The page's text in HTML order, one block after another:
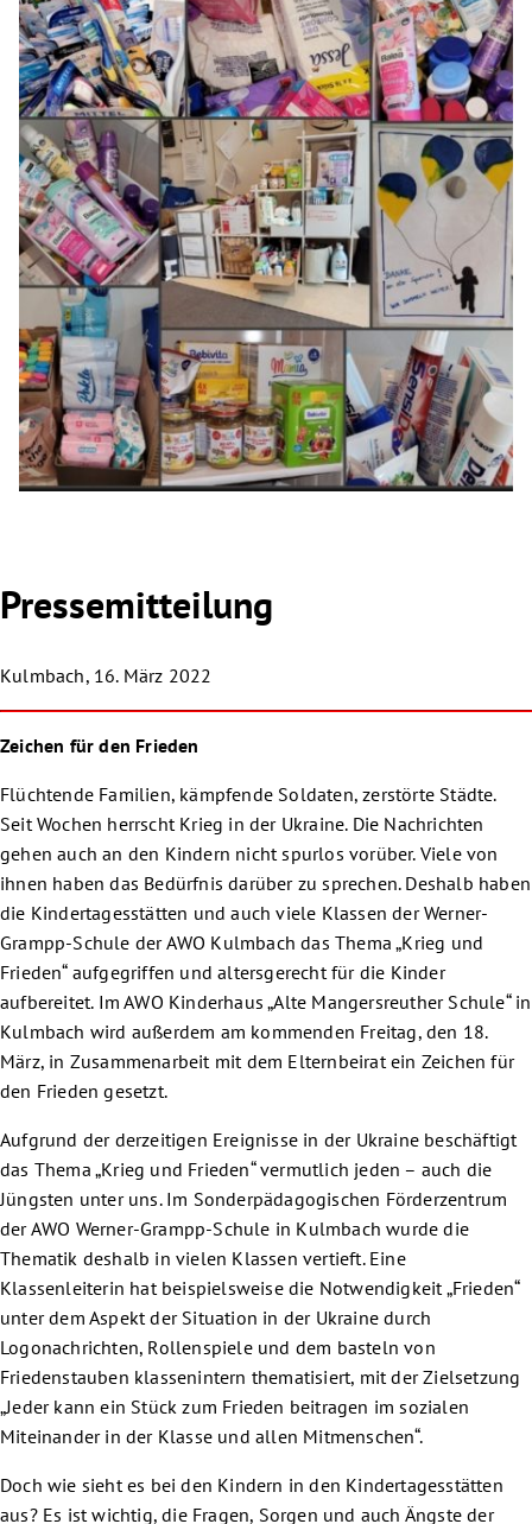
Pressemitteilung
Kulmbach, 16. März 2022
Zeichen für den Frieden
Flüchtende Familien, kämpfende Soldaten, zerstörte Städte.
Seit Wochen herrscht Krieg in der Ukraine. Die Nachrichten
gehen auch an den Kindern nicht spurlos vorüber. Viele von
ihnen haben das Bedürfnis darüber zu sprechen. Deshalb haben
die Kindertagesstätten und auch viele Klassen der Werner-
Grampp-Schule der AWO Kulmbach das Thema „Krieg und
Frieden“ aufgegriffen und altersgerecht für die Kinder
aufbereitet. Im AWO Kinderhaus „Alte Mangersreuther Schule“ in
Kulmbach wird außerdem am kommenden Freitag, den 18.
März, in Zusammenarbeit mit dem Elternbeirat ein Zeichen für
den Frieden gesetzt.
Aufgrund der derzeitigen Ereignisse in der Ukraine beschäftigt
das Thema „Krieg und Frieden“ vermutlich jeden – auch die
Jüngsten unter uns. Im Sonderpädagogischen Förderzentrum
der AWO Werner-Grampp-Schule in Kulmbach wurde die
Thematik deshalb in vielen Klassen vertieft. Eine
Klassenleiterin hat beispielsweise die Notwendigkeit „Frieden“
unter dem Aspekt der Situation in der Ukraine durch
Logonachrichten, Rollenspiele und dem basteln von
Friedenstauben klassenintern thematisiert, mit der Zielsetzung
„Jeder kann ein Stück zum Frieden beitragen im sozialen
Miteinander in der Klasse und allen Mitmenschen“.
Doch wie sieht es bei den Kindern in den Kindertagesstätten
aus? Es ist wichtig, die Fragen, Sorgen und auch Ängste der